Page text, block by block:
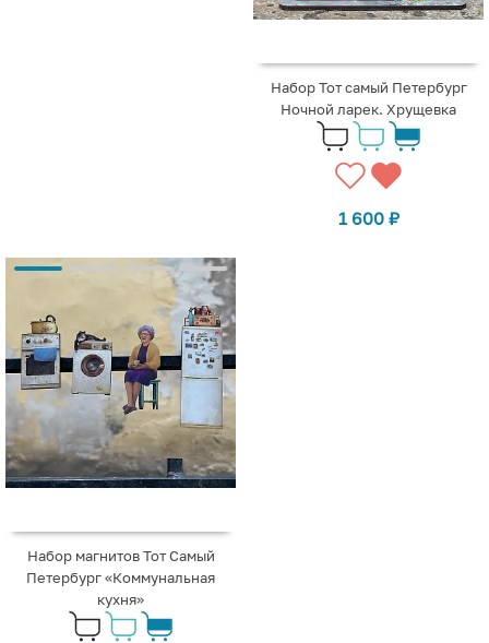
Набор Тот самый Петербург
Ночной ларек. Хрущевка
1 600 ₽
Набор магнитов Тот Самый
Петербург «Коммунальная
кухня»